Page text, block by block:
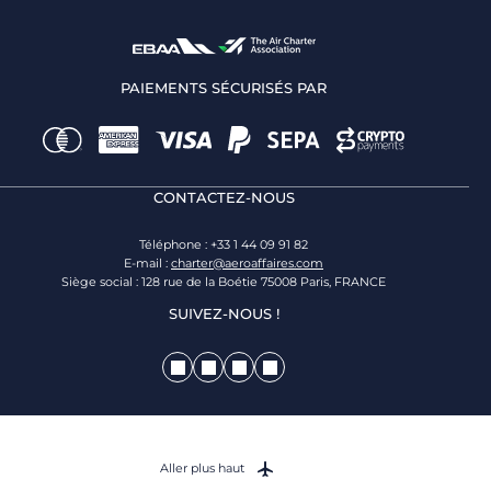
PAIEMENTS SÉCURISÉS PAR
CONTACTEZ-NOUS
Téléphone : +33 1 44 09 91 82
E-mail : charter@aeroaffaires.com
Siège social : 128 rue de la Boétie 75008 Paris, FRANCE
SUIVEZ-NOUS !
Aller plus haut